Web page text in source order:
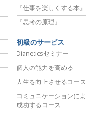
『仕事を楽しくする本』
『思考の原理』
初級のサービス
Dianeticsセミナー
個人の能力を高める
人生を向上させるコース
コミュニケーションに
成功するコース